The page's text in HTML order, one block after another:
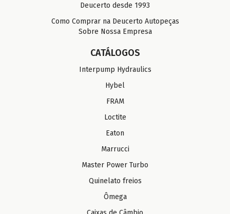
Deucerto desde 1993
Como Comprar na Deucerto Autopeças
Sobre Nossa Empresa
CATÁLOGOS
Interpump Hydraulics
Hybel
FRAM
Loctite
Eaton
Marrucci
Master Power Turbo
Quinelato freios
Ômega